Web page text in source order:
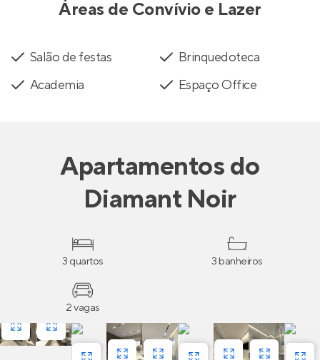
Áreas de Convívio e Lazer
Salão de festas
Brinquedoteca
Academia
Espaço Office
Apartamentosdo
Diamant Noir
3 quartos 3 banheiros
2 vagas